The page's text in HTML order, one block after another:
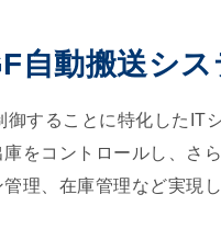
自動搬送シ
御することに特化したIT
をコントロールし、さ
理、在庫管理など実現